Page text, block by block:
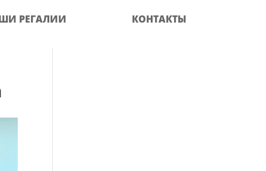
РЕГАЛИИ КОНТАКТЫ